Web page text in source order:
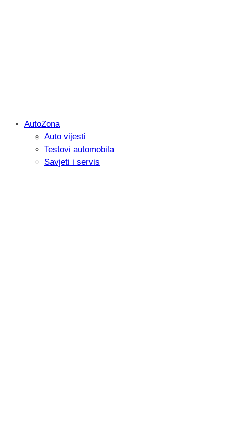
Savjetujemo: Što učiniti kada vaš
AutoZona
Auto vijesti
Testovi automobila
Savjeti i servis